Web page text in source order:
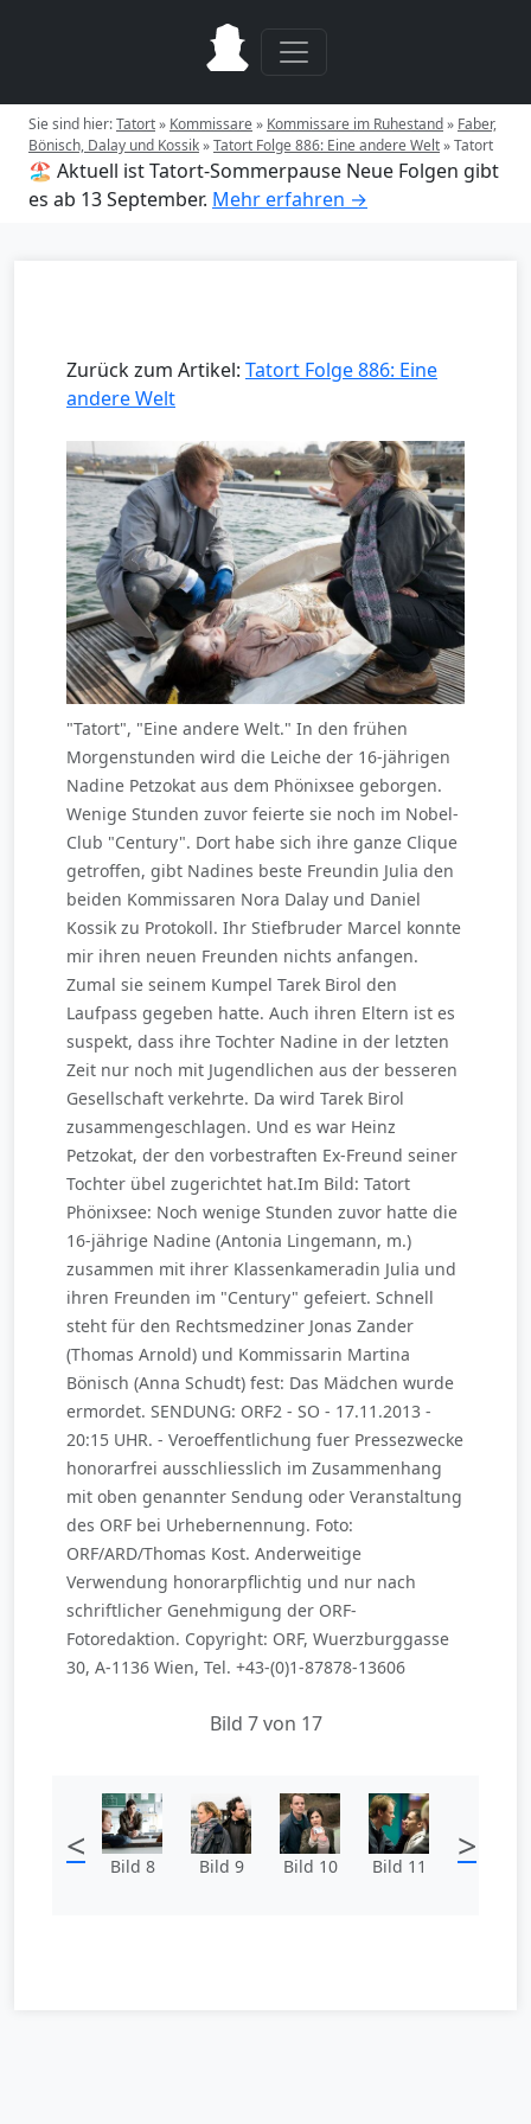
Sie sind hier:Tatort» Kommissare» Kommissare im Ruhestand» Faber,
Bönisch, Dalay und Kossik»Tatort Folge 886: Eine andere Welt»Tatort
🏖️ Aktuell ist Tatort-Sommerpause Neue Folgen gibt
es ab 13 September. Mehr erfahren →
Zurück zum Artikel: Tatort Folge 886: Eine
andere Welt
"Tatort", "Eine andere Welt." In den frühen
Morgenstunden wird die Leiche der 16-jährigen
Nadine Petzokat aus dem Phönixsee geborgen.
Wenige Stunden zuvor feierte sie noch im Nobel-
Club "Century". Dort habe sich ihre ganze Clique
getroffen, gibt Nadines beste Freundin Julia den
beiden Kommissaren Nora Dalay und Daniel
Kossik zu Protokoll. Ihr Stiefbruder Marcel konnte
mir ihren neuen Freunden nichts anfangen.
Zumal sie seinem Kumpel Tarek Birol den
Laufpass gegeben hatte. Auch ihren Eltern ist es
suspekt, dass ihre Tochter Nadine in der letzten
Zeit nur noch mit Jugendlichen aus der besseren
Gesellschaft verkehrte. Da wird Tarek Birol
zusammengeschlagen. Und es war Heinz
Petzokat, der den vorbestraften Ex-Freund seiner
Tochter übel zugerichtet hat.Im Bild: Tatort
Phönixsee: Noch wenige Stunden zuvor hatte die
16-jährige Nadine (Antonia Lingemann, m.)
zusammen mit ihrer Klassenkameradin Julia und
ihren Freunden im "Century" gefeiert. Schnell
steht für den Rechtsmedziner Jonas Zander
(Thomas Arnold) und Kommissarin Martina
Bönisch (Anna Schudt) fest: Das Mädchen wurde
ermordet. SENDUNG: ORF2 - SO - 17.11.2013 -
20:15 UHR. - Veroeffentlichung fuer Pressezwecke
honorarfrei ausschliesslich im Zusammenhang
mit oben genannter Sendung oder Veranstaltung
des ORF bei Urhebernennung. Foto:
ORF/ARD/Thomas Kost. Anderweitige
Verwendung honorarpflichtig und nur nach
schriftlicher Genehmigung der ORF-
Fotoredaktion. Copyright: ORF, Wuerzburggasse
30, A-1136 Wien, Tel. +43-(0)1-87878-13606
Bild 7 von 17
< Bild 8 Bild 9 Bild 10 Bild 11 >